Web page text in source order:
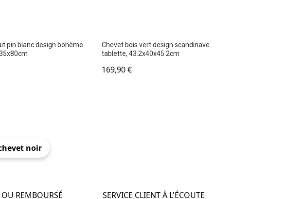
pin blanc design bohème
Chevet bois vert design scandinave
tablette, 43.2x40x45.2cm
169,90€
noir
OU REMBOURSÉ SERVICE CLIENT À L'ÉCOUTE